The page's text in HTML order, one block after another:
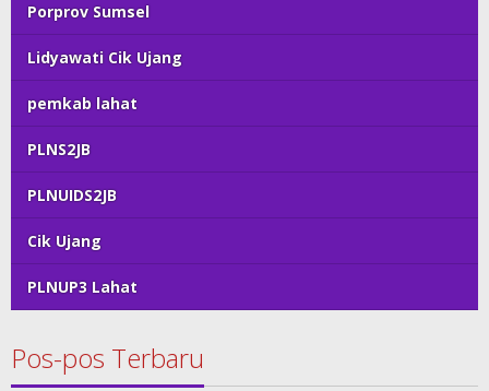
Porprov Sumsel
Lidyawati Cik Ujang
pemkab lahat
PLNS2JB
PLNUIDS2JB
Cik Ujang
PLNUP3 Lahat
Pos-pos Terbaru